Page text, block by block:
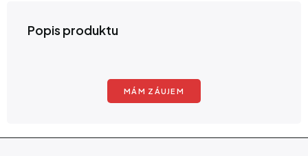
Popis produktu
MÁM ZÁUJEM